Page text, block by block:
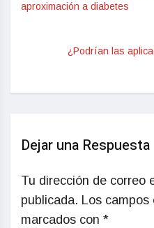
aproximación a diabetes
¿Podrían las
Dejar una Respuesta
Tu dirección de correo
publicada. Los
marcados con *